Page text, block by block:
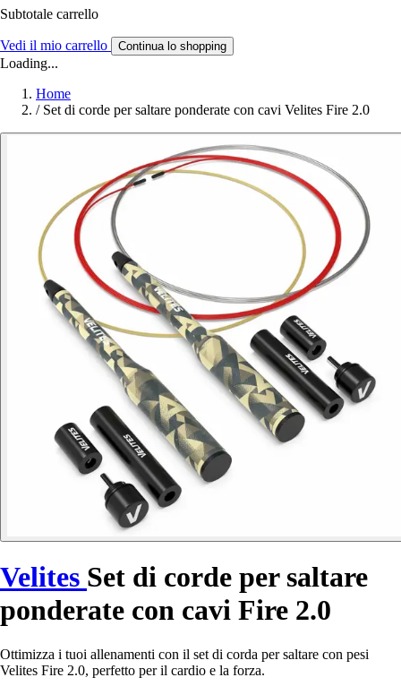
Subtotale carrello
Vedi il mio carrello Continua lo shopping
Loading...
Home
/ Set di corde per saltare ponderate con cavi Velites Fire 2.0
Velites Set di corde per saltare
ponderate con cavi Fire 2.0
Ottimizza i tuoi allenamenti con il set di corda per saltare con pesi
Velites Fire 2.0, perfetto per il cardio e la forza.